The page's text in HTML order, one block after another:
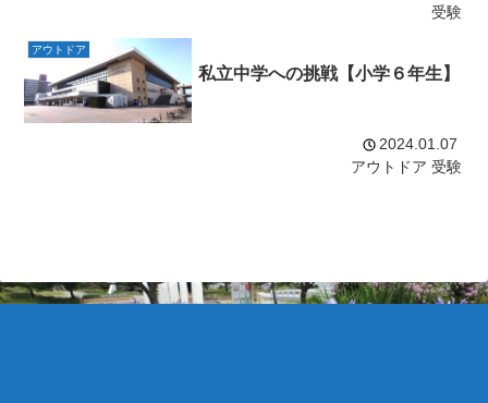
受験
アウトドア
私立中学への挑戦【小学６年生】
2024.01.07
アウトドア 受験